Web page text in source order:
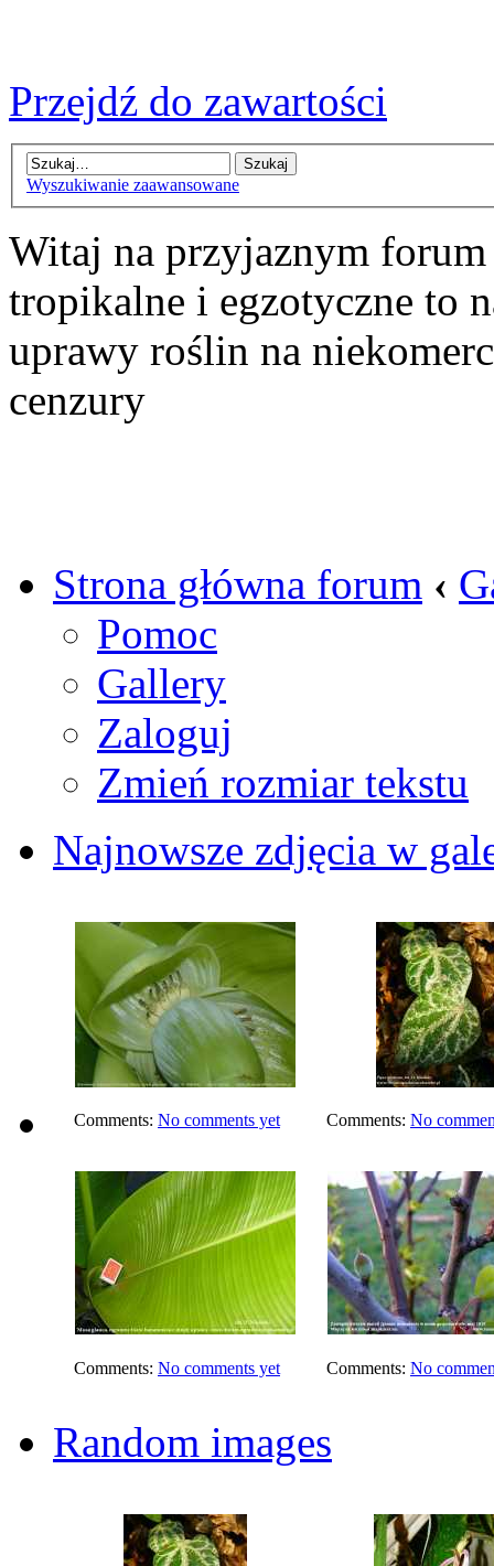
Przejdź do zawartości
Wyszukiwanie zaawansowane
Witaj na przyjaznym
tropikalne i egzotyczne to
uprawy roślin na
cenzury
Strona główna forum ‹
Pomoc
Gallery
Zaloguj
Zmień rozmiar tekstu
Najnowsze zdjęcia w
Comments: No comments yet Comments: No
Comments: No comments yet Comments: No
Random images